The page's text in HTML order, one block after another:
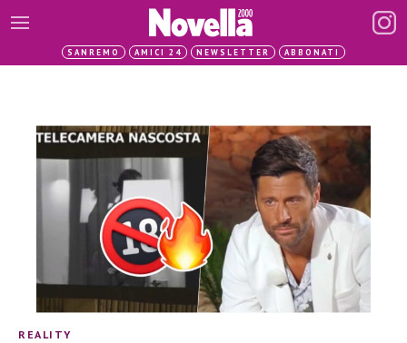
SANREMO AMICI 24 NEWSLETTER ABBONATI
REALITY